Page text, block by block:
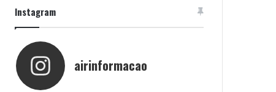
Instagram
airinformacao